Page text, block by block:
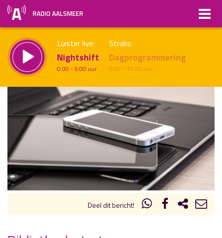
RADIO AALSMEER
Luister live:
Nightshift
0.00 - 6.00 uur
Straks:
Dagprogrammering
6.00 - 10.00 uur
Vorig uur uur 1 van x
Inklappen
Deel dit bericht!